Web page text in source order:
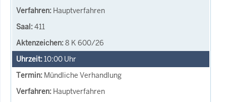
Hauptverfahren
411
8 K 600/26
10:00 Uhr
Mündliche Verhandlung
Hauptverfahren